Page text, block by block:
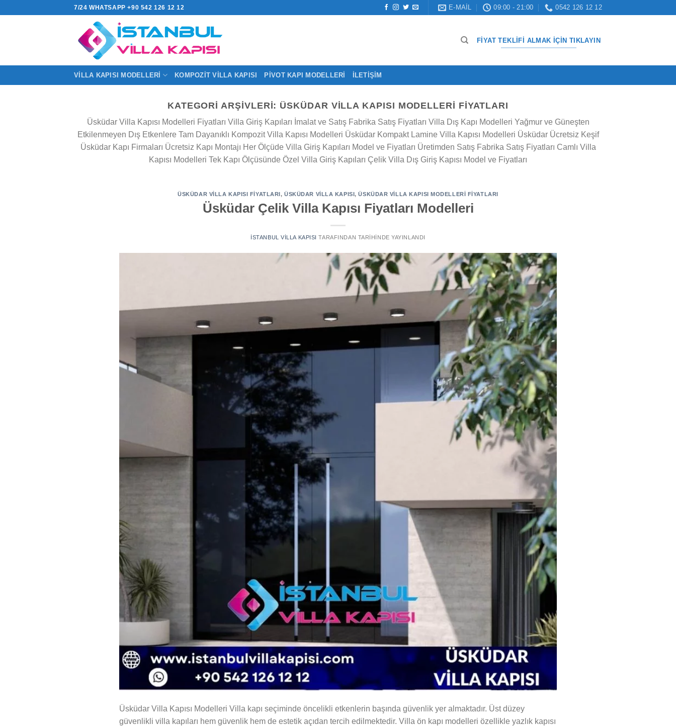
7/24 WHATSAPP +90 542 126 12 12 E-MAIL 09:00 - 21:00 0542 126 12 12
FIYAT TEKLIFI ALMAK İÇIN TIKLAYIN
VILLA KAPISI MODELLERI KOMPOZIT VILLA KAPISI PIVOT KAPI MODELLERI İLETIŞIM
KATEGORI ARŞIVLERI: ÜSKÜDAR VILLA KAPISI MODELLERI FIYATLARI
Üsküdar Villa Kapısı Modelleri Fiyatları Villa Giriş Kapıları İmalat ve Satış Fabrika Satış Fiyatları Villa Dış Kapı Modelleri Yağmur ve Güneşten
Etkilenmeyen Dış Etkenlere Tam Dayanıklı Kompozit Villa Kapısı Modelleri Üsküdar Kompakt Lamine Villa Kapısı Modelleri Üsküdar Ücretsiz Keşif
Üsküdar Kapı Firmaları Ücretsiz Kapı Montajı Her Ölçüde Villa Giriş Kapıları Model ve Fiyatları Üretimden Satış Fabrika Satış Fiyatları Camlı Villa
Kapısı Modelleri Tek Kapı Ölçüsünde Özel Villa Giriş Kapıları Çelik Villa Dış Giriş Kapısı Model ve Fiyatları
ÜSKÜDAR VILLA KAPISI FIYATLARI,ÜSKÜDAR VILLA KAPISI,ÜSKÜDAR VILLA KAPISI MODELLERI FIYATLARI
Üsküdar Çelik Villa Kapısı Fiyatları Modelleri
İSTANBUL VILLA KAPISI TARAFINDAN TARIHINDE YAYINLANDI
Üsküdar Villa Kapısı Modelleri Villa kapı seçiminde öncelikli etkenlerin başında güvenlik yer almaktadır. Üst düzey
güvenlikli villa kapıları hem güvenlik hem de estetik açıdan tercih edilmektedir. Villa ön kapı modelleri özellikle yazlık kapısı